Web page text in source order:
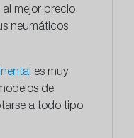
mejor precio.
neumáticos
es muy
de
a todo tipo